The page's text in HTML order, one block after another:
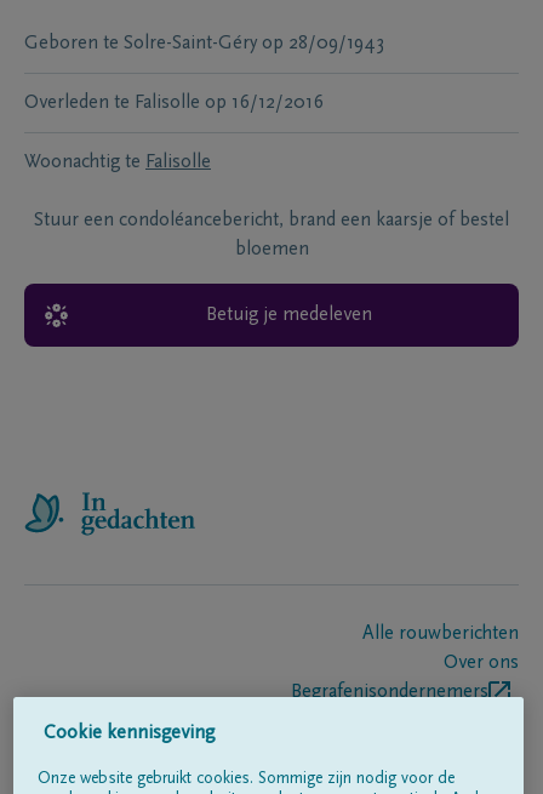
Geboren te Solre-Saint-Géry op 28/09/1943
Overleden te Falisolle op 16/12/2016
Woonachtig te Falisolle
Stuur een condoléancebericht, brand een kaarsje of bestel
bloemen
Betuig je medeleven
Alle rouwberichten
Over ons
Begrafenisondernemers
Cookie kennisgeving
Onze website gebruikt cookies. Sommige zijn nodig voor de